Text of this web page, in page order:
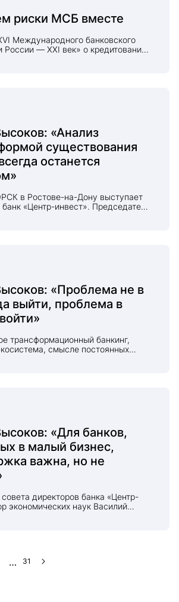
риски МСБ вместе
Международного банковского
России — XXI век» о кредитовании
«Анализ
существования
останется
в Ростове-на-Дону выступает
«Центр-инвест». Председатель
«Проблема не в
выйти, проблема в
трансформационный банкинг,
смысле постоянных
д.э.н., профессор Василий
«Для банков,
в малый бизнес,
важна, но не
директоров банка «Центр-
экономических наук Василий
31